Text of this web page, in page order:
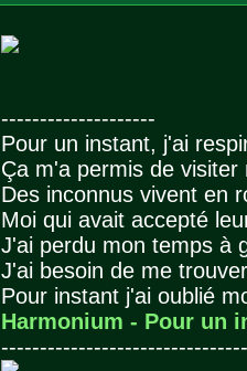
--------------------
Pour un instant, j'ai
Ça m'a permis de visiter
Des inconnus vivent en
Moi qui avait accepté
J'ai perdu mon temps à
J'ai besoin de me
Pour instant j'ai oublié
Harmonium - Pour un
--------------------------------